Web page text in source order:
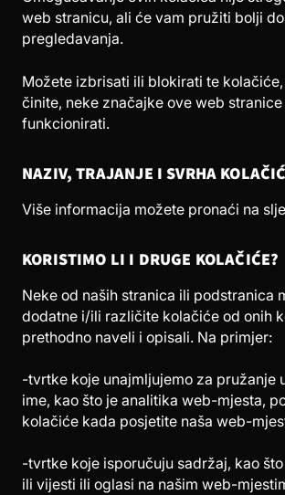
web stranicu, ali će vam pružiti bolji
pregledavanja.
Možete izbrisati ili blokirati te
činite, neke značajke ove web
funkcionirati.
NAZIV, TRAJANJE I SVRHA
Više informacija možete pronaći na
KORISTIMO LI I DRUGE KOLAČIĆE?
Neke od naših stranica ili podstranica
dodatne i/ili različite kolačiće od onih
prethodno naveli i opisali. Na primjer:
-tvrtke koje unajmljujemo za pružanje
ime, kao što je analitika web-mjesta,
kolačiće kada posjetite naša web-
-tvrtke koje isporučuju sadržaj, kao
ili vijesti ili oglasi na našim web-